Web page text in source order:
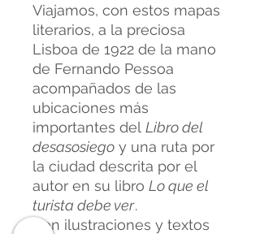
Viajamos, con estos mapas
literarios, a la preciosa
Lisboa de 1922 de la mano
de Fernando Pessoa
acompañados de las
ubicaciones más
importantes del Libro del
desasosiego y una ruta por
la ciudad descrita por el
autor en su libro Lo que el
turista debe ver.
Con ilustraciones y textos